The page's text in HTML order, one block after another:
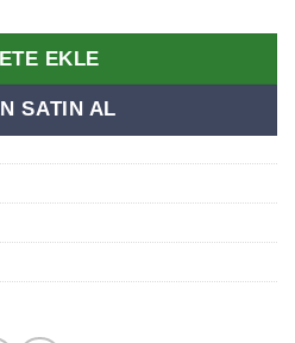
EKLE
SATIN AL